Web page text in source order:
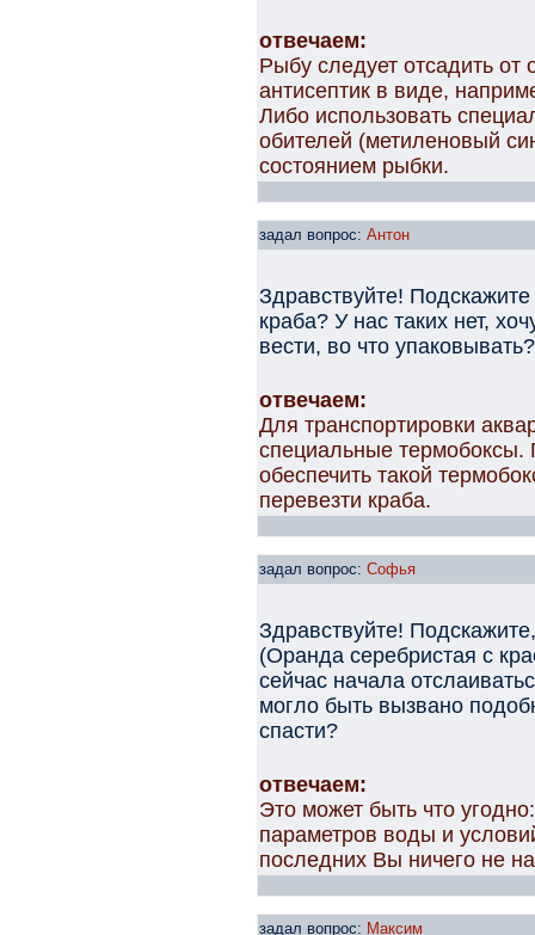
отвечаем:
Рыбу следует отсадить от
антисептик в виде,
Либо использовать
обителей (метиленовый
состоянием рыбки.
задал вопрос: Антон
Здравствуйте!
краба? У нас таких нет,
вести, во что упаковывать?
отвечаем:
Для транспортировки
специальные
обеспечить такой
перевезти краба.
задал вопрос: Софья
Здравствуйте!
(Оранда серебристая с
сейчас начала
могло быть вызвано
спасти?
отвечаем:
Это может быть что
параметров воды и
последних Вы ничего не
задал вопрос: Максим